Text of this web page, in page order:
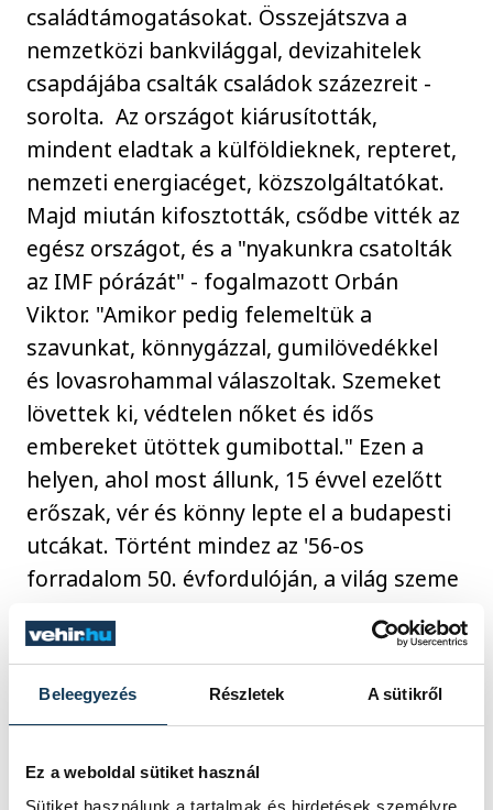
Beleegyezés Részletek A sütikről
Ez a weboldal sütiket használ
Sütiket használunk a tartalmak és hirdetések személyre
családtámogatásokat. Összejátszva a
nemzetközi bankvilággal, devizahitelek
csapdájába csalták családok százezreit -
sorolta. Az országot kiárusították,
mindent eladtak a külföldieknek, repteret,
nemzeti energiacéget, közszolgáltatókat.
Majd miután kifosztották, csődbe vitték az
egész országot, és a "nyakunkra csatolták
az IMF pórázát" - fogalmazott Orbán
Viktor. "Amikor pedig felemeltük a
szavunkat, könnygázzal, gumilövedékkel
és lovasrohammal válaszoltak. Szemeket
lövettek ki, védtelen nőket és idős
embereket ütöttek gumibottal." Ezen a
helyen, ahol most állunk, 15 évvel ezelőtt
erőszak, vér és könny lepte el a budapesti
utcákat. Történt mindez az '56-os
forradalom 50. évfordulóján, a világ szeme
- szögezte le Orbán Viktor.
nemzeti ünnep
1956